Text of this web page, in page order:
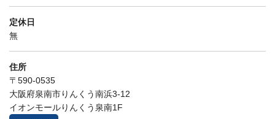
定休日
無
住所
〒590-0535
大阪府泉南市りんくう南浜3-12
イオンモールりんくう泉南1F